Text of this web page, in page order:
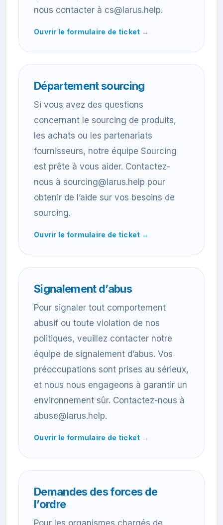
nous contacter à cs@larus.help.
Ouvrir le formulaire de ticket →
Département sourcing
Si vous avez des questions
concernant le sourcing de produits,
les achats ou les partenariats
fournisseurs, notre équipe Sourcing
est prête à vous aider. Contactez-
nous à sourcing@larus.help pour
obtenir de l’aide sur vos besoins de
sourcing.
Ouvrir le formulaire de ticket →
Signalement d’abus
Pour signaler tout comportement
abusif ou toute violation de nos
politiques, veuillez contacter notre
équipe de signalement d’abus. Vos
préoccupations sont prises au sérieux,
et nous nous engageons à garantir un
environnement sûr. Contactez-nous à
abuse@larus.help.
Ouvrir le formulaire de ticket →
Demandes des forces de
l’ordre
Pour les organismes chargés de